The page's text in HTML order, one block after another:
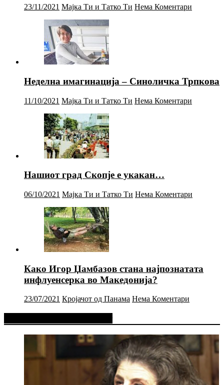
23/11/2021 Мајка Ти и Татко Ти Нема Коментари
Неделна имагинација – Синоличка Трпкова
11/10/2021 Мајка Ти и Татко Ти Нема Коментари
Нашиот град Скопје е укакан…
06/10/2021 Мајка Ти и Татко Ти Нема Коментари
Како Игор Џамбазов стана најпознатата
инфлуенсерка во Македонија?
23/07/2021 Кројачот од Панама Нема Коментари